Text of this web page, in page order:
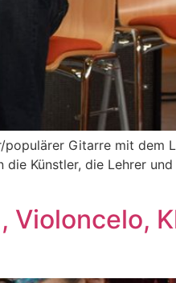
Gitarre mit dem
Künstler, die Lehrer
Violoncelo,